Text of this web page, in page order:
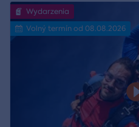
Wydarzenia
Volný termín od 08.08.2026